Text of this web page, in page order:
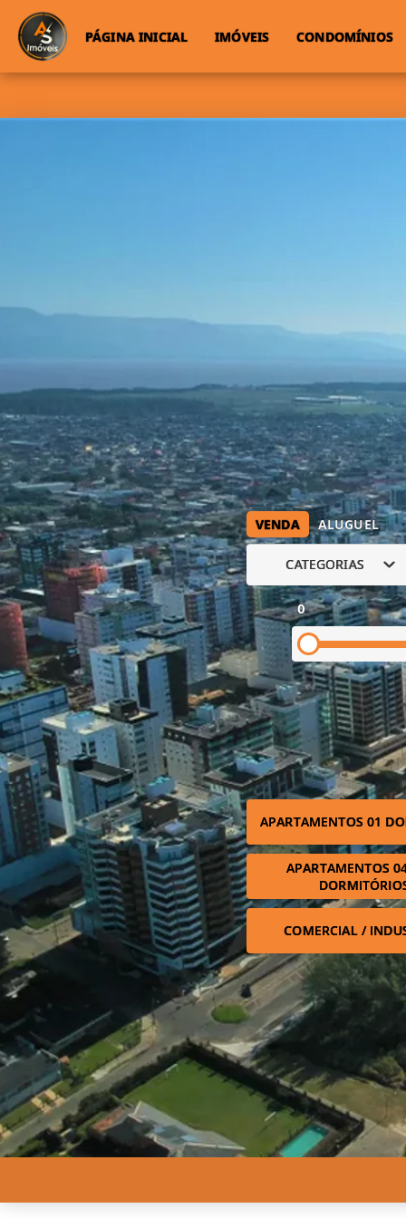
PÁGINA INICIAL IMÓVEIS CONDOMÍNIOS
VENDA ALUGUEL
CATEGORIAS
0
APARTAMENTOS 01
APARTAMENTOS
COMERCIAL /